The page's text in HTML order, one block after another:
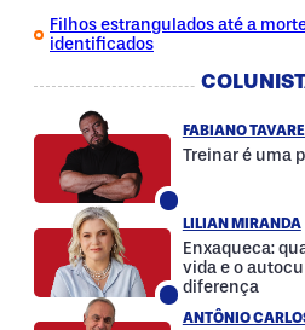
Filhos estrangulados até a
identificados
FABIANO
Treinar é uma
LILIAN MIRANDA
Enxaqueca:
vida e o
diferença
ANTÔNIO